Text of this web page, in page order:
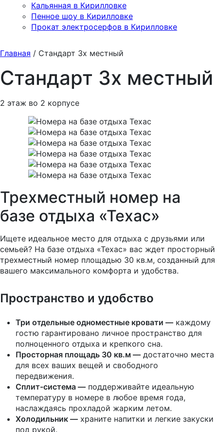
Кальянная в Кирилловке
Пенное шоу в Кирилловке
Прокат электросерфов в Кирилловке
Главная / Стандарт 3х местный
Стандарт 3х местный
2 этаж во 2 корпусе
Трехместный номер на
базе отдыха «Техас»
Ищете идеальное место для отдыха с друзьями или
семьей? На базе отдыха «Техас» вас ждет просторный
трехместный номер площадью 30 кв.м, созданный для
вашего максимального комфорта и удобства.
Пространство и удобство
Три отдельные одноместные кровати — каждому
гостю гарантировано личное пространство для
полноценного отдыха и крепкого сна.
Просторная площадь 30 кв.м — достаточно места
для всех ваших вещей и свободного
передвижения.
Сплит-система — поддерживайте идеальную
температуру в номере в любое время года,
наслаждаясь прохладой жарким летом.
Холодильник — храните напитки и легкие закуски
под рукой.